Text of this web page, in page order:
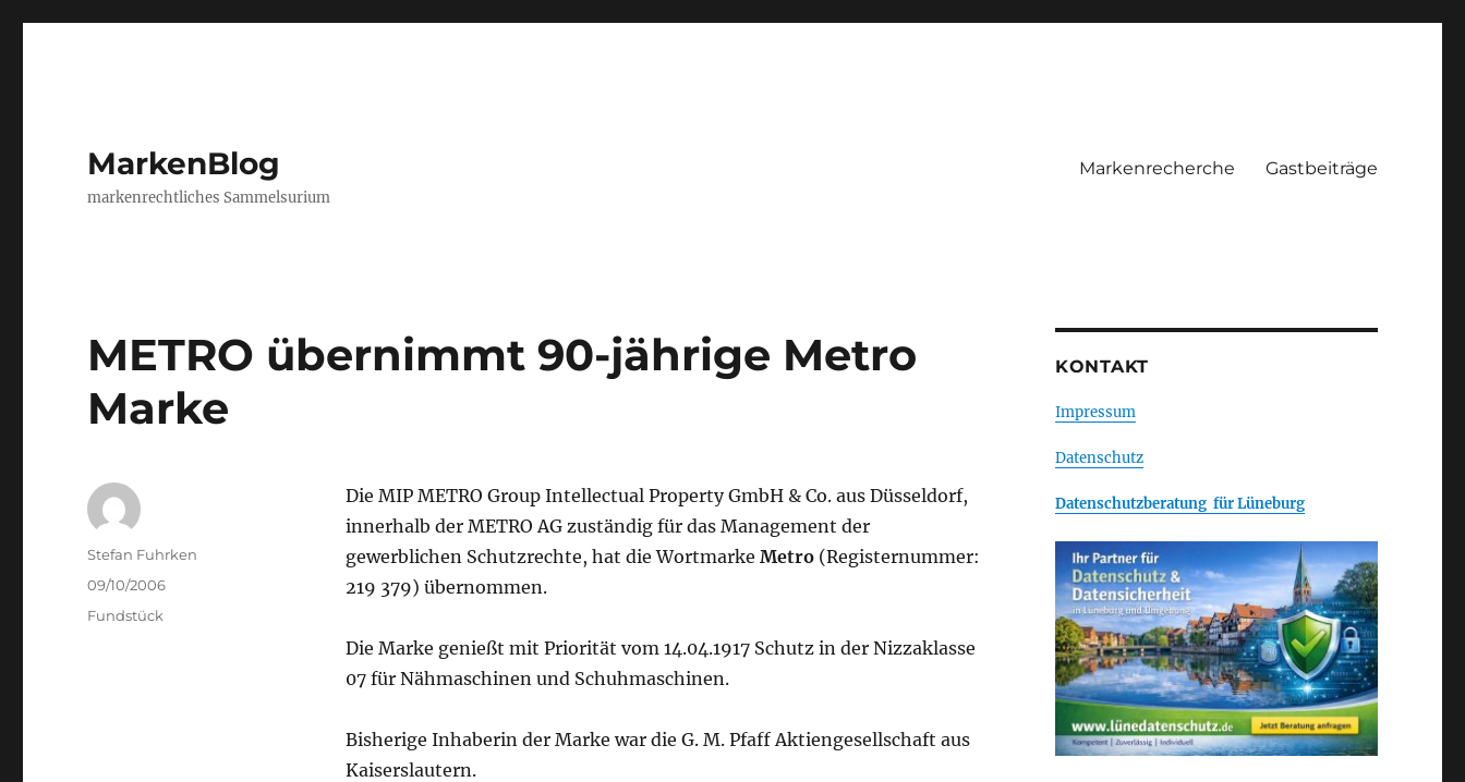
MarkenBlog
markenrechtliches Sammelsurium
Markenrecherche Gastbeiträge
METRO übernimmt 90-jährige Metro
Marke
Die MIP METRO Group Intellectual Property GmbH & Co. aus Düsseldorf,
innerhalb der METRO AG zuständig für das Management der
gewerblichen Schutzrechte, hat die Wortmarke Metro(Registernummer:
219 379) übernommen.
Die Marke genießt mit Priorität vom 14.04.1917 Schutz in der Nizzaklasse
07 für Nähmaschinen und Schuhmaschinen.
Bisherige Inhaberin der Marke war die G. M. Pfaff Aktiengesellschaft aus
Kaiserslautern.
Author
Stefan Fuhrken
Posted
09/10/2006
Categories
Fundstück
KONTAKT
Impressum
Datenschutz
Datenschutzberatung für Lüneburg